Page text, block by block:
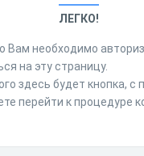
ЛЕГКО!
Вам необходимо
на эту страницу.
здесь будет кнопка,
перейти к процедуре